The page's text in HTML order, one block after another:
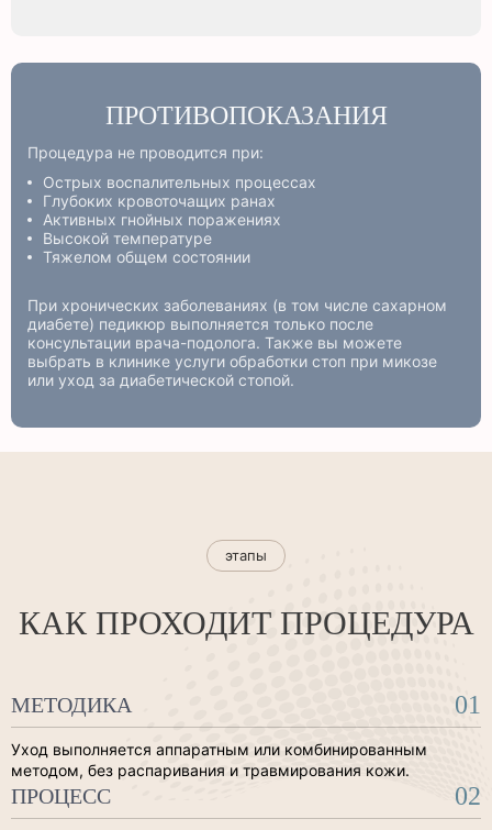
ПРОТИВОПОКАЗАНИЯ
Процедура не проводится при:
Острых воспалительных процессах
Глубоких кровоточащих ранах
Активных гнойных поражениях
Высокой температуре
Тяжелом общем состоянии
При хронических заболеваниях (в том числе сахарном
диабете) педикюр выполняется только после
консультации врача-подолога. Также вы можете
выбрать в клинике услуги обработки стоп при микозе
или уход за диабетической стопой.
этапы
КАК ПРОХОДИТ ПРОЦЕДУРА
МЕТОДИКА 01
Уход выполняется аппаратным или комбинированным
методом, без распаривания и травмирования кожи.
ПРОЦЕСС 02